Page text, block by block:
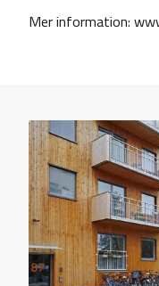
Mer information: